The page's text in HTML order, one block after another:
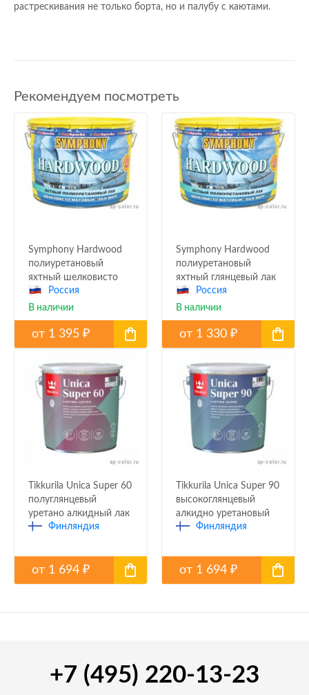
растрескивания не только борта, но и палубу с каютами.
Рекомендуем посмотреть
Symphony Hardwood
полиуретановый
яхтный шелковисто
матовый лак
Россия
В наличии
от 1 395 ₽
Symphony Hardwood
полиуретановый
яхтный глянцевый лак
для дерева
Россия
В наличии
от 1 330₽
Tikkurila Unica Super 60
полуглянцевый
уретано алкидный лак
Финляндия
от 1 694 ₽
Tikkurila Unica Super 90
высокоглянцевый
алкидно уретановый
лак
Финляндия
от 1 694₽
+7 (495) 220-13-23